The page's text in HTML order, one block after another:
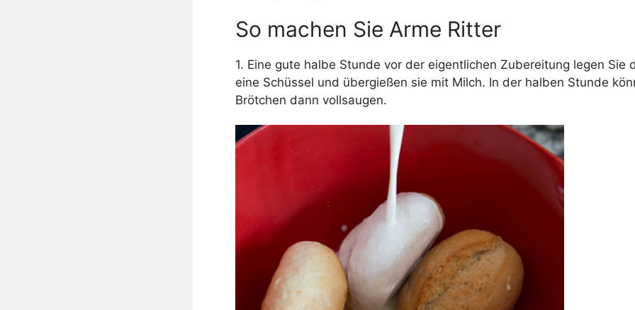
So machen Sie Arme Ritter
1. Eine gute halbe Stunde vor der eigentlichen Zubereitung legen Sie
eine Schüssel und übergießen sie mit Milch. In der halben Stunde
Brötchen dann vollsaugen.